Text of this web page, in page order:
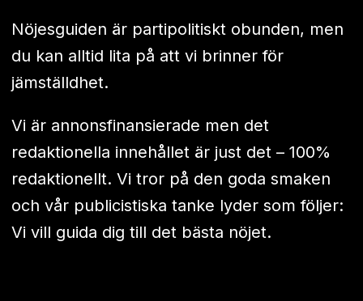
Nöjesguiden är partipolitiskt obunden, men
du kan alltid lita på att vi brinner för
jämställdhet.
Vi är annonsfinansierade men det
redaktionella innehållet är just det – 100%
redaktionellt. Vi tror på den goda smaken
och vår publicistiska tanke lyder som följer:
Vi vill guida dig till det bästa nöjet.